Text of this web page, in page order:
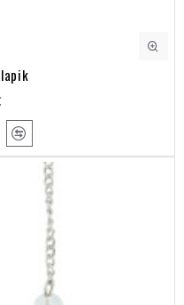
lapik